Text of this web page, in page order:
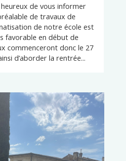
de vous informer
de travaux de
de notre école est
favorable en début de
commenceront donc le 27
d’aborder la rentrée...